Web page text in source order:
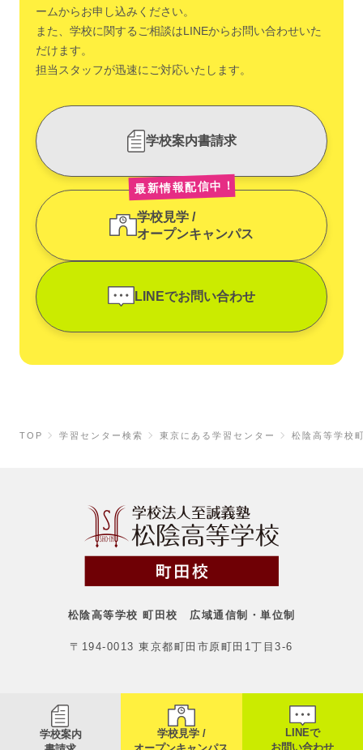
ームからお申し込みください。
また、学校に関するご相談はLINEからお問い合わせいた
だけます。
担当スタッフが迅速にご対応いたします。
学校案内書請求
最新情報配信中！
学校見学 /
オープンキャンパス
LINEでお問い合わせ
TOP 学習センター検索 東京にある学習センター 松陰高等学校
学校案内
学校見学 /
LINEで
お問い合わせ
松陰高等学校 町田校 広域通信制・単位制
〒194-0013 東京都町田市原町田1丁目3-6